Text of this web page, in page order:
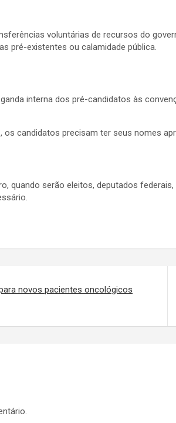
voluntárias de recursos do
pré-existentes ou calamidade pública.
interna dos pré-candidatos às
candidatos precisam ter seus nomes
quando serão eleitos, deputados
novos pacientes oncológicos